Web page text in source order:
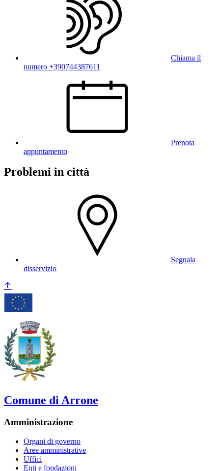
Chiama il
numero +390744387611
Prenota
appuntamento
Problemi in città
Segnala
disservizio
Comune di Arrone
Amministrazione
Organi di governo
Aree amministrative
Uffici
Enti e fondazioni